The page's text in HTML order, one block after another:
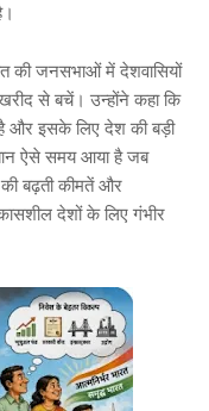
की जनसभाओं में देशवासियों
से बचें। उन्होंने कहा कि
है और इसके लिए देश की बड़ी
ऐसे समय आया है जब
बढ़ती कीमतें और
देशों के लिए गंभीर